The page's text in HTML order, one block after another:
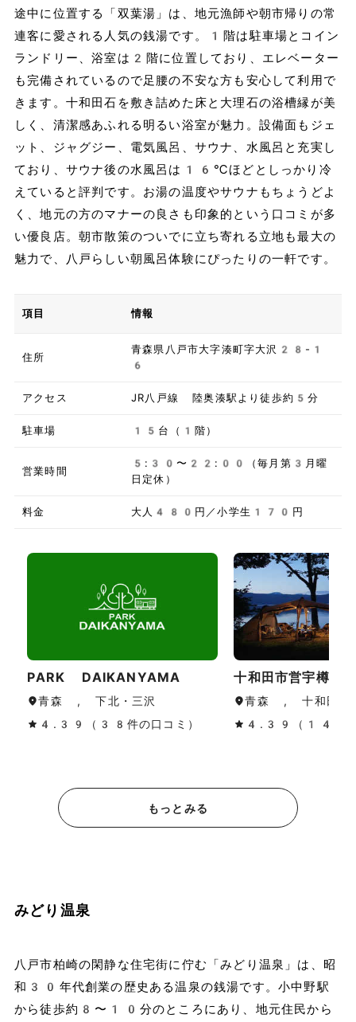
途中に位置する「双葉湯」は、地元漁師や朝市帰りの常
連客に愛される人気の銭湯です。1階は駐車場とコイン
ランドリー、浴室は2階に位置しており、エレベーター
も完備されているので足腰の不安な方も安心して利用で
きます。十和田石を敷き詰めた床と大理石の浴槽縁が美
しく、清潔感あふれる明るい浴室が魅力。設備面もジェ
ット、ジャグジー、電気風呂、サウナ、水風呂と充実し
ており、サウナ後の水風呂は16℃ほどとしっかり冷
えていると評判です。お湯の温度やサウナもちょうどよ
く、地元の方のマナーの良さも印象的という口コミが多
い優良店。朝市散策のついでに立ち寄れる立地も最大の
魅力で、八戸らしい朝風呂体験にぴったりの一軒です。
項目 情報
住所
青森県八戸市大字湊町字大沢28-1
6
アクセス JR八戸線 陸奥湊駅より徒歩約5分
駐車場 15台（1階）
営業時間
5:30〜22:00（毎月第3月曜
日定休）
料金 大人480円／小学生170円
PARK DAIKANYAMA
青森 , 下北・三沢
4.39（38件の口コミ）
十和田市営宇樽部
青森 , 十和田湖
4.39（149件
もっとみる
みどり温泉
八戸市柏崎の閑静な住宅街に佇む「みどり温泉」は、昭
和30年代創業の歴史ある温泉の銭湯です。小中野駅
から徒歩約8〜10分のところにあり、地元住民から